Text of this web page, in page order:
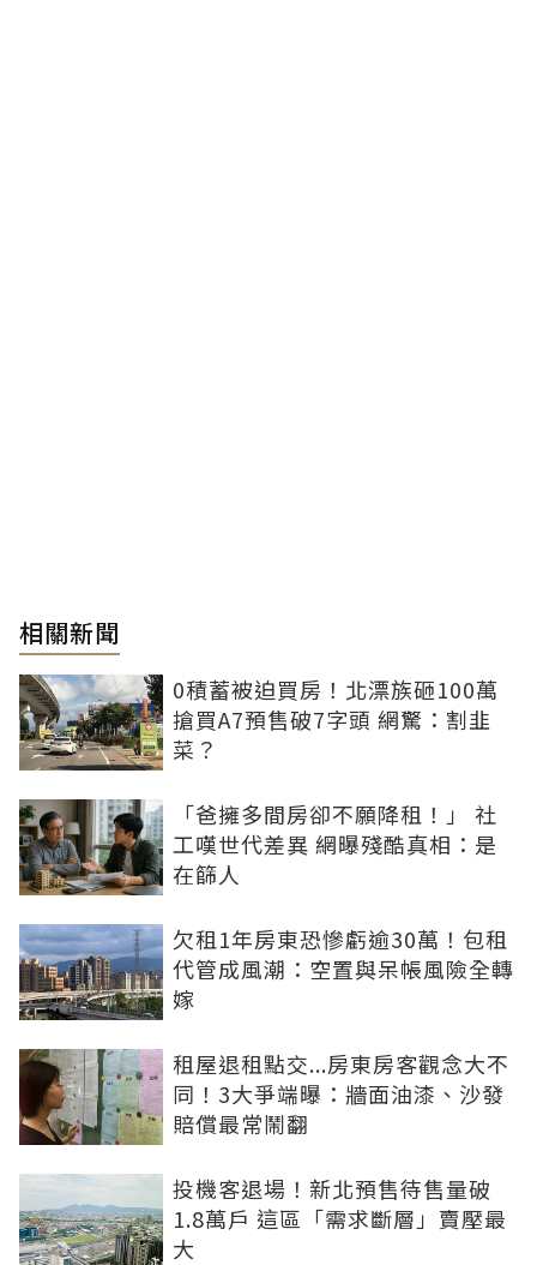
相關新聞
0積蓄被迫買房！北漂族砸100萬
搶買A7預售破7字頭 網驚：割韭
菜？
「爸擁多間房卻不願降租！」 社
工嘆世代差異 網曝殘酷真相：是
在篩人
欠租1年房東恐慘虧逾30萬！包租
代管成風潮：空置與呆帳風險全轉
嫁
租屋退租點交...房東房客觀念大不
同！3大爭端曝：牆面油漆、沙發
賠償最常鬧翻
投機客退場！新北預售待售量破
1.8萬戶 這區「需求斷層」賣壓最
大